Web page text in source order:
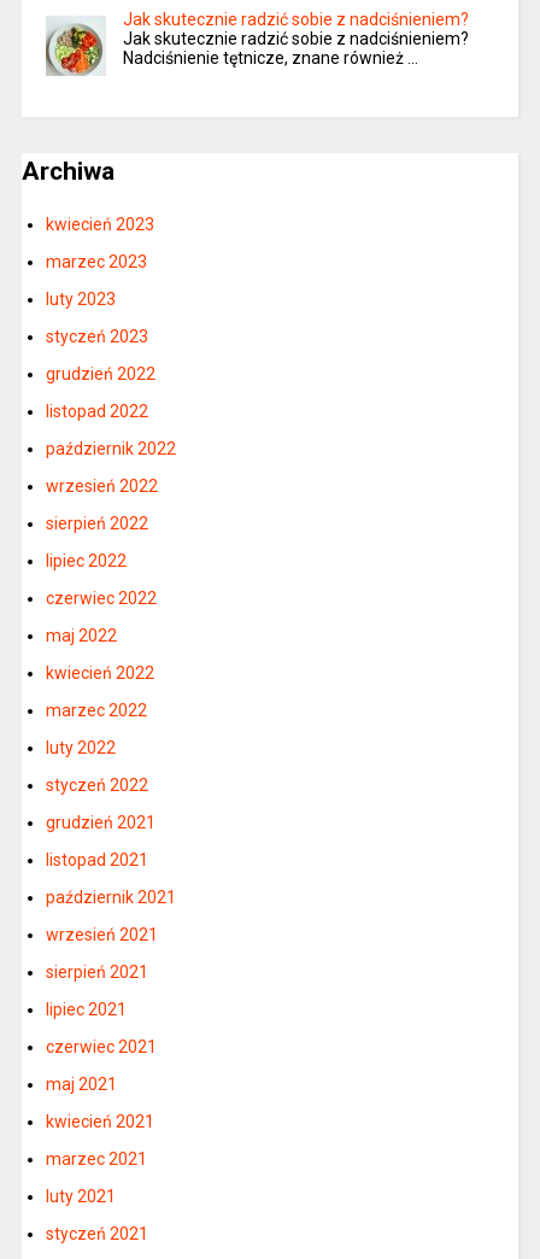
Jak skutecznie radzić sobie z nadciśnieniem?
Jak skutecznie radzić sobie z nadciśnieniem?
Nadciśnienie tętnicze, znane również …
Archiwa
kwiecień 2023
marzec 2023
luty 2023
styczeń 2023
grudzień 2022
listopad 2022
październik 2022
wrzesień 2022
sierpień 2022
lipiec 2022
czerwiec 2022
maj 2022
kwiecień 2022
marzec 2022
luty 2022
styczeń 2022
grudzień 2021
listopad 2021
październik 2021
wrzesień 2021
sierpień 2021
lipiec 2021
czerwiec 2021
maj 2021
kwiecień 2021
marzec 2021
luty 2021
styczeń 2021